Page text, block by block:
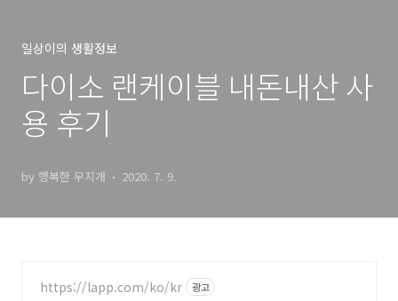
일상이의 생활정보
다이소 랜케이블 내돈내산 사
용 후기
by 행복한 무지개 2020. 7. 9.
https://lapp.com/ko/kr 광고